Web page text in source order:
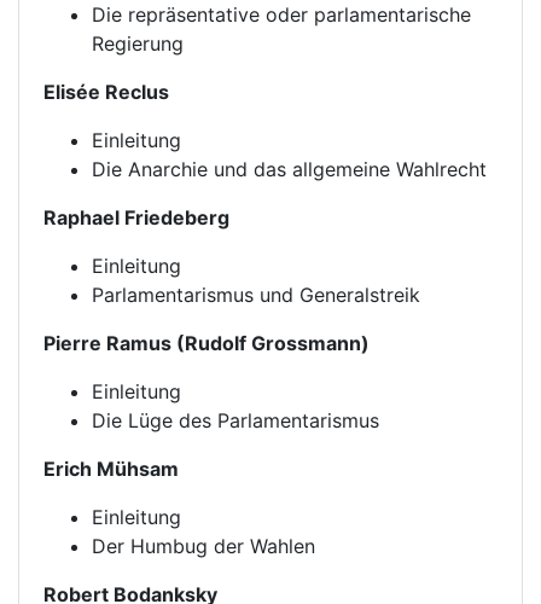
Die repräsentative oder parlamentarische
Regierung
Elisée Reclus
Einleitung
Die Anarchie und das allgemeine Wahlrecht
Raphael Friedeberg
Einleitung
Parlamentarismus und Generalstreik
Pierre Ramus (Rudolf Grossmann)
Einleitung
Die Lüge des Parlamentarismus
Erich Mühsam
Einleitung
Der Humbug der Wahlen
Robert Bodanksky